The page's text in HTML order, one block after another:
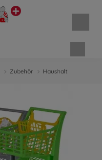
Zubehör Haushalt